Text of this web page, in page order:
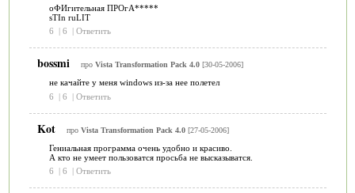
оФИгительная ПРОгА*****
sTIn ruLIT
6
| 6 | Ответить
bossmi про Vista Transformation Pack 4.0[30-05-2006]
не качайте у меня windows из-за нее полетел
6
| 6 | Ответить
Kot про Vista Transformation Pack 4.0[27-05-2006]
Гениальная программа очень удобно и красиво.
А кто не умеет пользоватся просьба не высказыватся.
6
| 6 | Ответить